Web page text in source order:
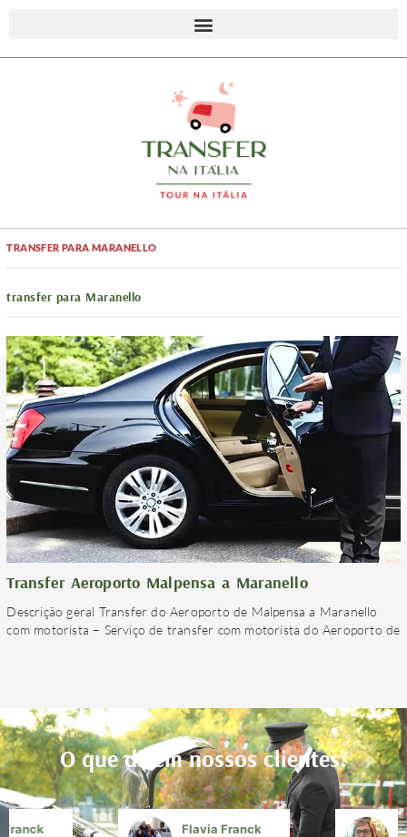
TRANSFER PARA MARANELLO
transfer para Maranello
Transfer Aeroporto Malpensa a Maranello
Descrição geral Transfer do Aeroporto de Malpensa a Maranello
com motorista – Serviço de transfer com motorista do Aeroporto de
O que dizem nossos clientes:
Franck Flavia Franck